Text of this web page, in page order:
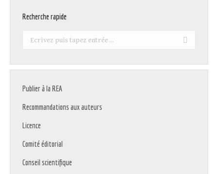
Recherche rapide
Recherche
Publier à la REA
Recommandations aux auteurs
Licence
Comité éditorial
Conseil scientifique